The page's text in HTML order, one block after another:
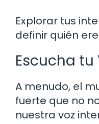
Explorar tus
definir quién
Escucha tu
A menudo, el
fuerte que no
nuestra voz